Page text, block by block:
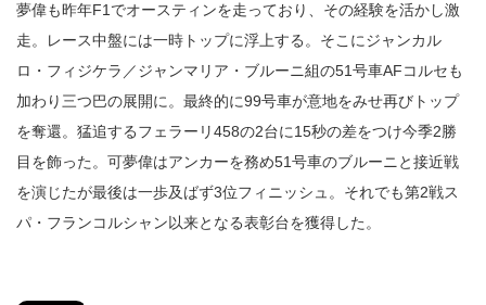
夢偉も昨年F1でオースティンを走っており、その経験を活かし激
走。レース中盤には一時トップに浮上する。そこにジャンカル
ロ・フィジケラ／ジャンマリア・ブルーニ組の51号車AFコルセも
加わり三つ巴の展開に。最終的に99号車が意地をみせ再びトップ
を奪還。猛追するフェラーリ458の2台に15秒の差をつけ今季2勝
目を飾った。可夢偉はアンカーを務め51号車のブルーニと接近戦
を演じたが最後は一歩及ばず3位フィニッシュ。それでも第2戦ス
パ・フランコルシャン以来となる表彰台を獲得した。